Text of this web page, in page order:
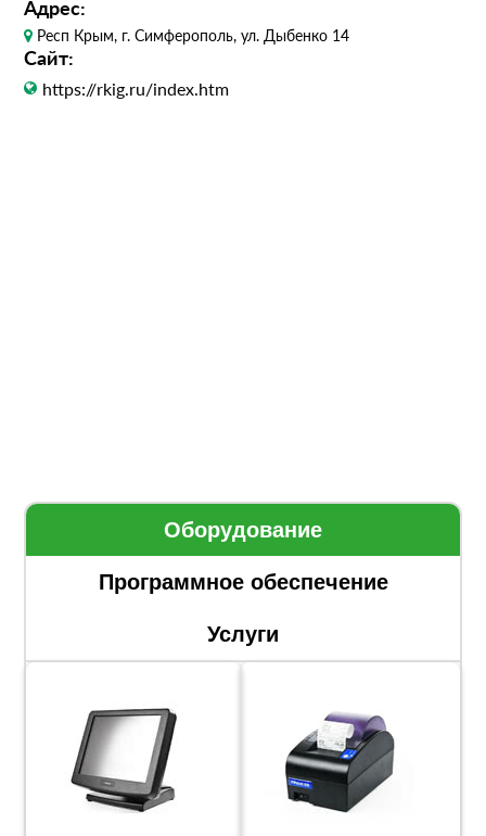
Адрес:
Респ Крым, г. Симферополь, ул. Дыбенко 14
Сайт:
https://rkig.ru/index.htm
Оборудование
Программное обеспечение
Услуги